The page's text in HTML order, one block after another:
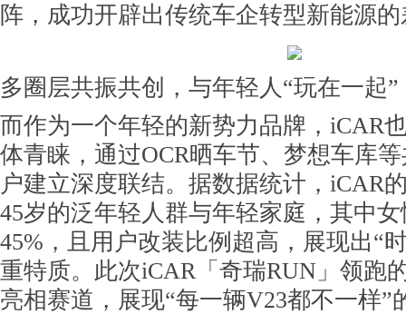
阵，成功开辟出传统车企转型新能源
多圈层共振共创，与年轻人“玩在一起”
而作为一个年轻的新势力品牌，iCAR
体青睐，通过OCR晒车节、梦想车库
户建立深度联结。据数据统计，iCAR
45岁的泛年轻人群与年轻家庭，其中
45%，且用户改装比例超高，展现出“
重特质。此次iCAR「奇瑞RUN」领跑
亮相赛道，展现“每一辆V23都不一样”